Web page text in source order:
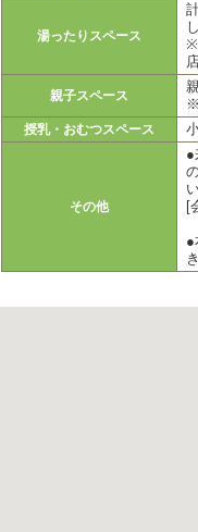
湯ったりスペース
※
親子スペース
授乳・おむつスペース
その他
●
[
●